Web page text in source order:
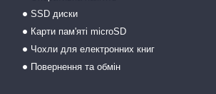
SSD диски
Карти пам'яті microSD
Чохли для електронних книг
Повернення та обмін